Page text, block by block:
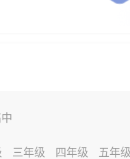
三年级 四年级 五年